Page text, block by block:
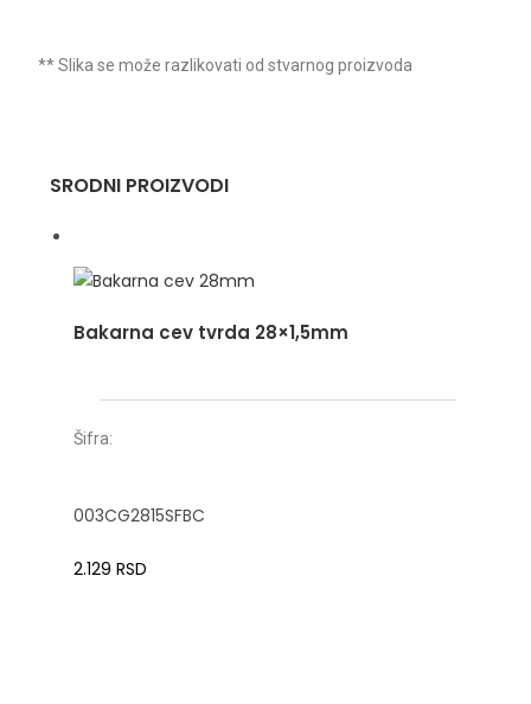
** Slika se može razlikovati od stvarnog proizvoda
SRODNI PROIZVODI
Bakarna cev tvrda 28×1,5mm
Šifra:
003CG2815SFBC
2.129RSD